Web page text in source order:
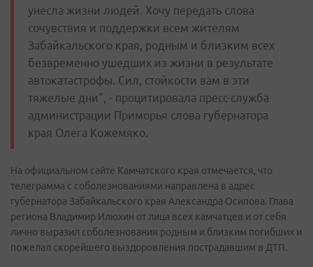
унесла жизни людей. Хочу передать слова
сочувствия и поддержки всем жителям
Забайкальского края, родным и близким всех
безвременно ушедших из жизни в результате
автокатастрофы. Сил, стойкости вам в эти
тяжелые дни", - процитировала пресс-служба
администрации Приморья слова губернатора
края Олега Кожемяко.
На официальном сайте Камчатского края отмечается, что
телеграмма с соболезнованиями направлена в адрес
губернатора Забайкальского края Александра Осипова. Глава
региона Владимир Илюхин от лица всех камчатцев и от себя
лично выразил соболезнования родным и близким погибших и
пожелал скорейшего выздоровления пострадавшим в ДТП.